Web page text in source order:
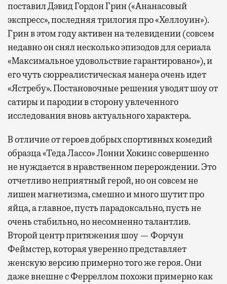
поставил Дэвид Гордон Грин («Ананасовый
экспресс», последняя трилогия про «Хеллоуин»).
Грин в этом году активен на телевидении (совсем
недавно он снял несколько эпизодов для сериала
«Максимальное удовольствие гарантировано»), и
его чуть сюрреалистическая манера очень идет
«Ястребу». Постановочные решения уводят шоу от
сатиры и пародии в сторону увлеченного
исследования вновь актуального характера.
В отличие от героев добрых спортивных комедий
образца «Теда Лассо» Лонни Хокинс совершенно
не нуждается в нравственном перерождении. Это
отчетливо неприятный герой, но он совсем не
лишен магнетизма, смешно и много шутит про
яйца, а главное, пусть парадоксально, пусть не
очень стабильно, но несомненно талантлив.
Второй центр притяжения шоу — Форчун
Феймстер, которая уверенно представляет
женскую версию примерно того же героя. Они
даже внешне с Ферреллом похожи примерно как